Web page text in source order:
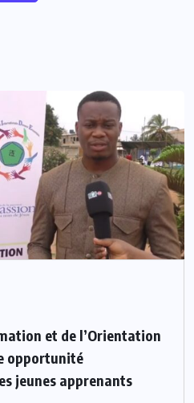
et de l’Orientation
opportunité
jeunes apprenants